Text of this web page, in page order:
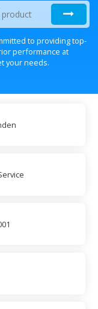
to providing top-
performance at
your needs.